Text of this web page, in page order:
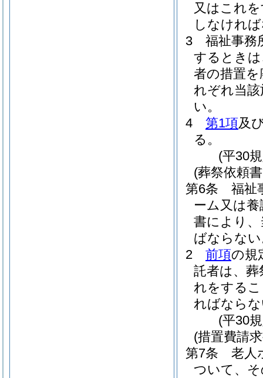
又はこれ
しなけれ
3
福祉事務
するとき
者の措置
れぞれ当
い。
4
第1項及
る。
(平30
(葬祭依頼
第6条
福祉
ーム又は
書により
ばならな
2
前項の規
託者は、葬
れをする
ればなら
(平30
(措置費請
第7条
老人
ついて、